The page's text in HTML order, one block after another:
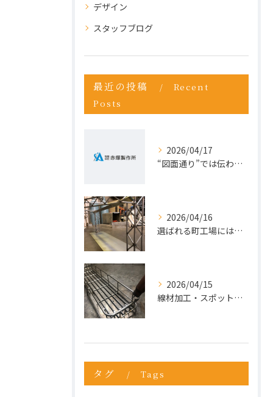
デザイン
スタッフブログ
最近の投稿
Recent
Posts
2026/04/17
“図面通り”では伝わらない仕事が増えている理由
2026/04/16
選ばれる町工場には、理由がある。今こそ“依頼先の見直し”を。
2026/04/15
線材加工・スポット溶接ならお任せ
タグ Tags